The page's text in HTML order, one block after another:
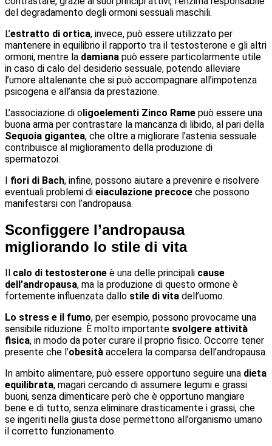
del degradamento degli ormoni sessuali maschili.
L’estratto di ortica, invece, può essere utilizzato per
mantenere in equilibrio il rapporto tra il testosterone e gli altri
ormoni, mentre la damiana può essere particolarmente utile
in caso di calo del desiderio sessuale, potendo alleviare
l’umore altalenante che si può accompagnare all’impotenza
psicogena e all’ansia da prestazione.
L’associazione di oligoelementi Zinco Rame può essere una
buona arma per contrastare la mancanza di libido, al pari della
Sequoia gigantea, che oltre a migliorare l’astenia sessuale
contribuisce al miglioramento della produzione di
spermatozoi.
I fiori di Bach, infine, possono aiutare a prevenire e risolvere
eventuali problemi di eiaculazione precoce che possono
manifestarsi con l’andropausa.
Sconfiggere l’andropausa
migliorando lo stile di vita
calo di testosterone è una delle principali cause
dell’andropausa, ma la produzione di questo ormone è
fortemente influenzata dallo stile di vita dell’uomo.
Lo stress e il fumo, per esempio, possono provocarne una
sensibile riduzione. È molto importante svolgere attività
fisica, in modo da poter curare il proprio fisico. Occorre tener
presente che l’obesità accelera la comparsa dell’andropausa.
In ambito alimentare, può essere opportuno seguire una dieta
equilibrata, magari cercando di assumere legumi e grassi
buoni, senza dimenticare però che è opportuno mangiare
bene e di tutto, senza eliminare drasticamente i grassi, che
se ingeriti nella giusta dose permettono all’organismo umano
il corretto funzionamento.